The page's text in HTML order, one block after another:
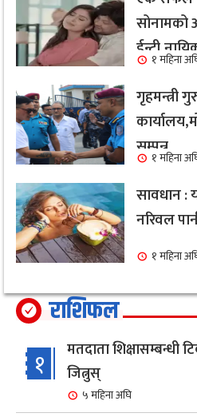
सोनामको
हेर्नुहोस
१ महिना
गृहमन्त्री
सम्पन्न१ महिना
सावधान :
नरिवल
१ महिना
राशिफल
१
मतदाता
जित्नुस्
५ महिना अघि